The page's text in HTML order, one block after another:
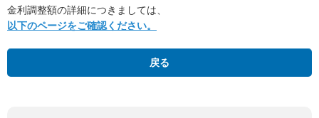
金利調整額の詳細につきましては、
以下のページをご確認ください。
戻る